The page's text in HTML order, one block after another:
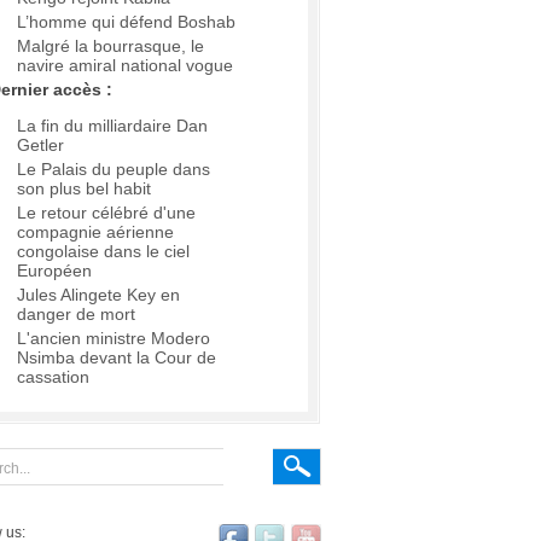
L’homme qui défend Boshab
Malgré la bourrasque, le
navire amiral national vogue
accès :
La fin du milliardaire Dan
Getler
Le Palais du peuple dans
son plus bel habit
Le retour célébré d'une
compagnie aérienne
congolaise dans le ciel
Européen
Jules Alingete Key en
danger de mort
L'ancien ministre Modero
Nsimba devant la Cour de
cassation
us: